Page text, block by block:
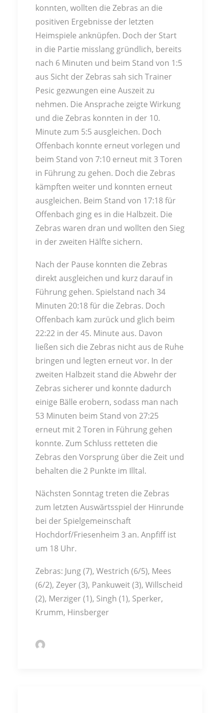
konnten, wollten die Zebras an die
positiven Ergebnisse der letzten
Heimspiele anknüpfen. Doch der Start
in die Partie misslang gründlich, bereits
nach 6 Minuten und beim Stand von 1:5
aus Sicht der Zebras sah sich Trainer
Pesic gezwungen eine Auszeit zu
nehmen. Die Ansprache zeigte Wirkung
und die Zebras konnten in der 10.
Minute zum 5:5 ausgleichen. Doch
Offenbach konnte erneut vorlegen und
beim Stand von 7:10 erneut mit 3 Toren
in Führung zu gehen. Doch die Zebras
kämpften weiter und konnten erneut
ausgleichen. Beim Stand von 17:18 für
Offenbach ging es in die Halbzeit. Die
Zebras waren dran und wollten den Sieg
in der zweiten Hälfte sichern.
Nach der Pause konnten die Zebras
direkt ausgleichen und kurz darauf in
Führung gehen. Spielstand nach 34
Minuten 20:18 für die Zebras. Doch
Offenbach kam zurück und glich beim
22:22 in der 45. Minute aus. Davon
ließen sich die Zebras nicht aus de Ruhe
bringen und legten erneut vor. In der
zweiten Halbzeit stand die Abwehr der
Zebras sicherer und konnte dadurch
einige Bälle erobern, sodass man nach
53 Minuten beim Stand von 27:25
erneut mit 2 Toren in Führung gehen
konnte. Zum Schluss retteten die
Zebras den Vorsprung über die Zeit und
behalten die 2 Punkte im Illtal.
Nächsten Sonntag treten die Zebras
zum letzten Auswärtsspiel der Hinrunde
bei der Spielgemeinschaft
Hochdorf/Friesenheim 3 an. Anpfiff ist
um 18 Uhr.
Zebras: Jung (7), Westrich (6/5), Mees
(6/2), Zeyer (3), Pankuweit (3), Willscheid
(2), Merziger (1), Singh (1), Sperker,
Krumm, Hinsberger